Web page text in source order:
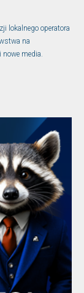
lokalnego operatora
na
media.